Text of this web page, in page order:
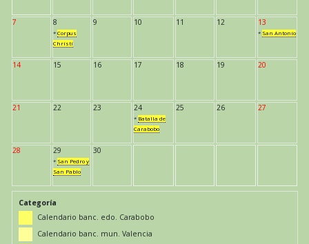
7 8
* Corpus
Christi
9 10 11 12 13
* San Antonio
14 15 16 17 18 19 20
21 22 23 24
* Batalla de
Carabobo
25 26 27
28 29
* San Pedro y
San Pablo
30
Categoría
Calendario banc. edo. Carabobo
Calendario banc. mun. Valencia